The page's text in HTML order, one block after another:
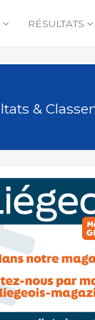
RÉSULTATS
&